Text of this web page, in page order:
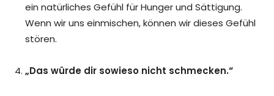
ein natürliches Gefühl für Hunger und Sättigung.
Wenn wir uns einmischen, können wir dieses Gefühl
stören.
„Das würde dir sowieso nicht schmecken.“